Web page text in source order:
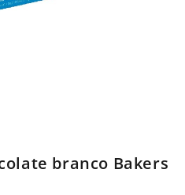
branco Bakers